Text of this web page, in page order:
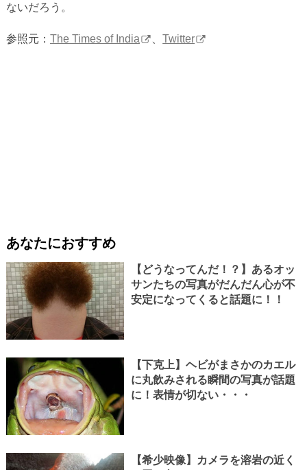
ないだろう。
参照元： The Times of India 、Twitter
あなたにおすすめ
【どうなってんだ！？】あるオッ
サンたちの写真がだんだん心が不
安定になってくると話題に！！
【下克上】ヘビがまさかのカエル
に丸飲みされる瞬間の写真が話題
に！表情が切ない・・・
【希少映像】カメラを溶岩の近く